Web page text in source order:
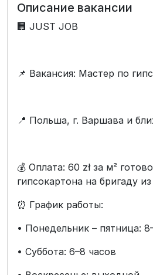
Описание вакансии
🏢 JUST JOB
📌 Вакансия: Мастер по
📍 Польша, г. Варшава и
💰 Оплата: 60 zł за м²
гипсокартона на бригаду
⏰ График работы:
• Понедельник – пятница:
• Суббота: 6–8 часов